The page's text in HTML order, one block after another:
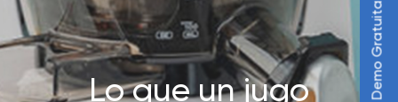
Lo que un jugo